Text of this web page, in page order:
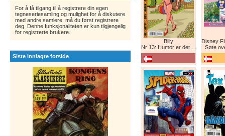
For å få tilgang til å registrere din egen
tegneseriesamling og mulighet for å diskutere
med andre samlere, må du først registrere
deg. Denne funksjonaliteten er kun tilgjengelig
for registrerte brukere.
Siste innlagte forside
Billy
Nr 13: Humor er det beste forsvar!
Søte